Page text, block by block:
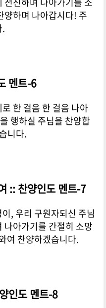
양하며 나아갑시다! 주
.
멘트-6
한 걸음 한 걸음 나아
행하실 주님을 찬양합
니다.
:: 찬양인도 멘트-7
, 우리 구원자되신 주님
나아가기를 간절히 소망
여 찬양하겠습니다.
인도 멘트-8